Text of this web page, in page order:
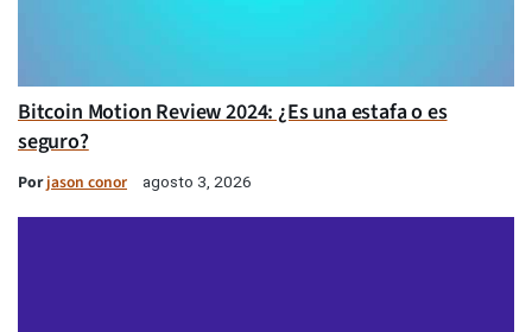
Bitcoin Motion Review 2024: ¿Es una estafa o es
seguro?
Porjason conor agosto 3, 2026